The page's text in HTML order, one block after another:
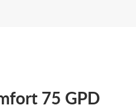
75 GPD